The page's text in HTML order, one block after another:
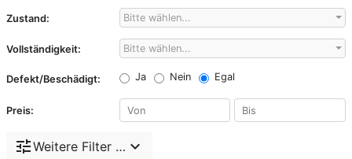
Zustand: Bitte wählen...
Vollständigkeit: Bitte wählen...
Defekt/Beschädigt: Ja Nein Egal
Preis:
tuneWeitere Filter … expand_more